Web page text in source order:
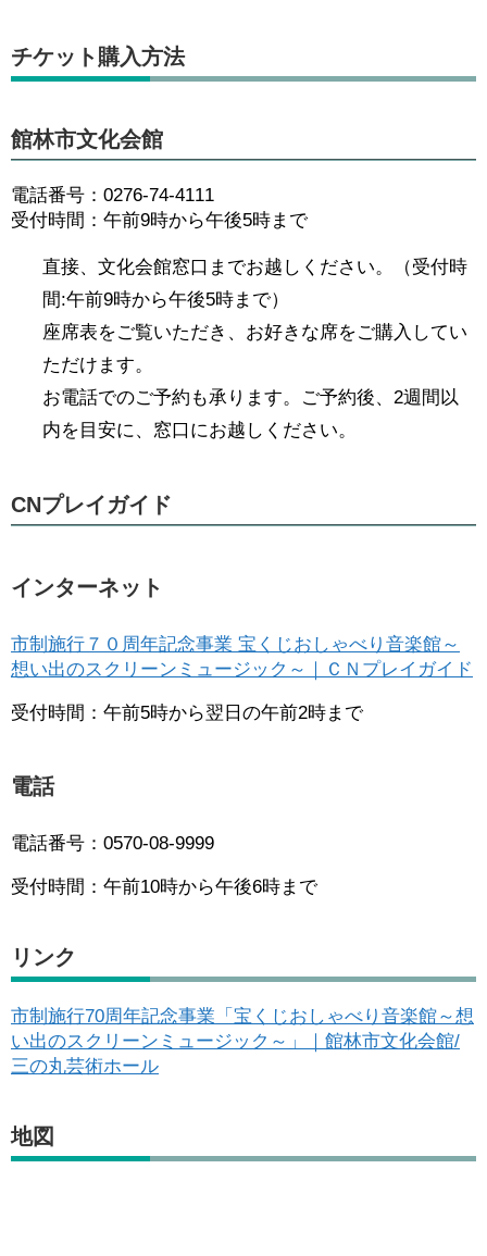
チケット購入方法
館林市文化会館
電話番号：0276-74-4111
受付時間：午前9時から午後5時まで
直接、文化会館窓口までお越しください。（受付時
間:午前9時から午後5時まで）
座席表をご覧いただき、お好きな席をご購入してい
ただけます。
お電話でのご予約も承ります。ご予約後、2週間以
内を目安に、窓口にお越しください。
CNプレイガイド
インターネット
市制施行７０周年記念事業 宝くじおしゃべり音楽館～
想い出のスクリーンミュージック～｜ＣＮプレイガイド
受付時間：午前5時から翌日の午前2時まで
電話
電話番号：0570-08-9999
受付時間：午前10時から午後6時まで
リンク
市制施行70周年記念事業「宝くじおしゃべり音楽館～想
い出のスクリーンミュージック～」｜館林市文化会館/
三の丸芸術ホール
地図